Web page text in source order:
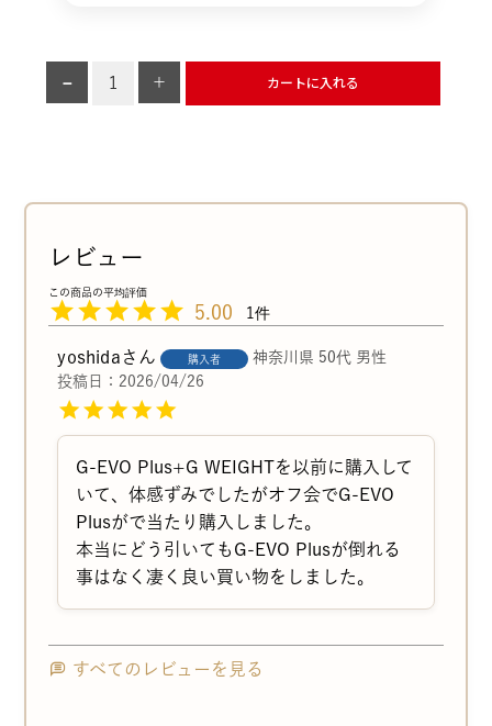
カートに入れる
5.00 1
yoshida 購入者 神奈川県 50代 男性
投稿日
2026/04/26
G-EVO Plus+G WEIGHTを以前に購入して
いて、体感ずみでしたがオフ会でG-EVO
Plusがで当たり購入しました。
本当にどう引いてもG-EVO Plusが倒れる
事はなく凄く良い買い物をしました。
すべてのレビューを見る